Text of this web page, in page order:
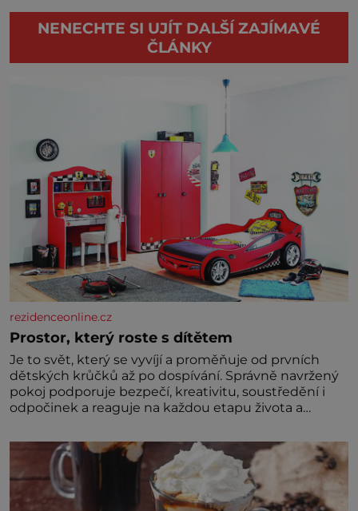
NENECHTE SI UJÍT DALŠÍ ZAJÍMAVÉ
ČLÁNKY
rezidenceonline.cz
Prostor, který roste s dítětem
Je to svět, který se vyvíjí a proměňuje od prvních
dětských krůčků až po dospívání. Správně navržený
pokoj podporuje bezpečí, kreativitu, soustředění i
odpočinek a reaguje na každou etapu života a
jednoduchost, měkkost a bezpečí, proto by pokoj
miminka měl působit především klidně a útulně.
Předškolní věk je